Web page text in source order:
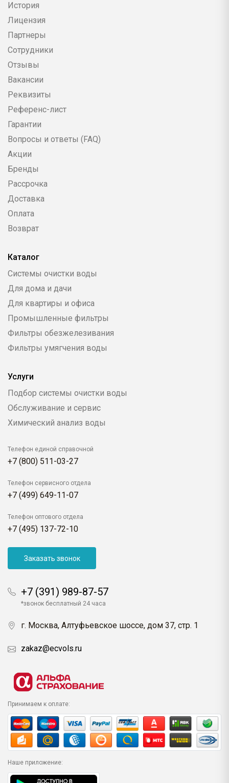
История
Лицензия
Партнеры
Сотрудники
Отзывы
Вакансии
Реквизиты
Референс-лист
Гарантии
Вопросы и ответы (FAQ)
Акции
Бренды
Рассрочка
Доставка
Оплата
Возврат
Каталог
Системы очистки воды
Для дома и дачи
Для квартиры и офиса
Промышленные фильтры
Фильтры обезжелезивания
Фильтры умягчения воды
Услуги
Подбор системы очистки воды
Обслуживание и сервис
Химический анализ воды
Телефон единой справочной
+7 (800) 511-03-27
Телефон сервисного отдела
+7 (499) 649-11-07
Телефон оптового отдела
+7 (495) 137-72-10
Заказать звонок
+7 (391) 989-87-57
*звонок бесплатный 24 часа
г. Москва, Алтуфьевское шоссе, дом 37, стр. 1
zakaz@ecvols.ru
Принимаем к оплате:
Наше приложение: